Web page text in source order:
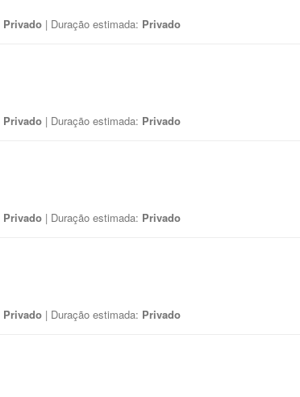
Privado | Duração estimada: Privado
Privado | Duração estimada: Privado
Privado | Duração estimada: Privado
Privado | Duração estimada: Privado